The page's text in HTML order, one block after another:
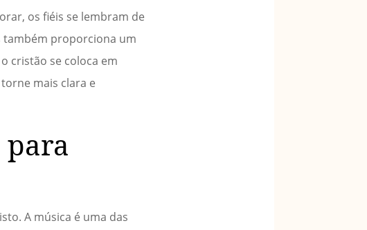
os fiéis se lembram de
também proporciona um
cristão se coloca em
mais clara e
para
A música é uma das